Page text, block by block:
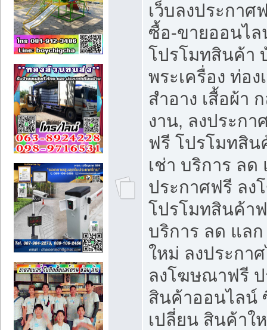
เว็บลงประกา
ซื้อ-ขายออนไล
โปรโมทสินค้า
พระเครื่อง ท่อง
สำอาง เสื้อผ้า
งาน, ลงประก
ฟรี โปรโมทสิ
เช่า บริการ ลด
ประกาศฟรี ล
โปรโมทสินค้า
บริการ ลด แล
ใหม่ ลงประกา
ลงโฆษณาฟรี
สินค้าออนไลน์
เปลี่ยน สินค้าใ